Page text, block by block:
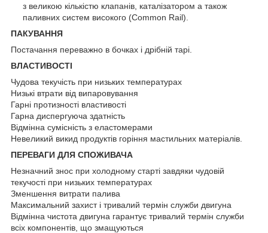
з великою кількістю клапанів, каталізатором а також
паливних систем високого (Common Rail).
ПАКУВАННЯ
Постачання переважно в бочках і дрібній тарі.
ВЛАСТИВОСТІ
Чудова текучість при низьких температурах
Низькі втрати від випаровування
Гарні протизності властивості
Гарна диспергуюча здатність
Відмінна сумісність з еластомерами
Невеликий викид продуктів горіння мастильних матеріалів.
ПЕРЕВАГИ ДЛЯ СПОЖИВАЧА
Незначний знос при холодному старті завдяки чудовій
текучості при низьких температурах
Зменшення витрати палива
Максимальний захист і тривалий термін служби двигуна
Відмінна чистота двигуна гарантує тривалий термін служби
всіх компонентів, що змащуються